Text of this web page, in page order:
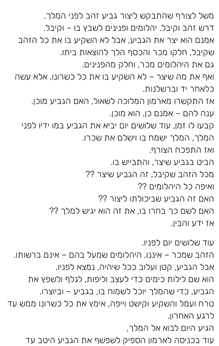
משל לצורף שהתבקש ליצור גביע זהב לפני המלך.
דרש זהב וקיבל. יהלומים ופנינים לשבץ בו – וקיבל.
אמנם הוא יצר את הגביע, אבל לא השקיע בו את כל הזהב
שקיבל, חלקו מכר והכסף הלך להוצאות ביתו.
גם את היהלומים מכר, וחלק מהפנינים.
ואף את מה שיצר – לא השקיע בו את כל כשרונו, אלא עשה
כלאחר יד וברשלנות.
אז התקשרו מארמון המלוכה לשאול, האם הגביע מוכן.
ענה להם – אמנם כן, הוא מוכן.
קבעו לו זמן, עוד שלושים יום יביא את הגביע במו ידיו לפני
המלך, המלך ישמח בו וישלם את שכרו.
ואז התפכח הצורף.
הביט בגביע שיצר, והתבייש בו.
מכל הזהב שקיבל, זה הגביע שיצר ??
ואיפה כל היהלומים ??
האם זה הגביע שביכולתו ליצור ??
האם לשם כך בחרו בו, את זה הוא יגיש למלך ??
אז ידע והבין.
עוד שלושים יום לפניו.
הזהב שמכר – איננו, היהלומים שמעל בהם – אינם ברשותו.
אבל הגביע, קטן ועלוב ככל שיהיה, נמצא לפניו.
הוא שם לילות כימים כדי לעצב וליפות, לגלף ולשפץ את
הגביע, כדי שהמלך יוכל לשמוח בו, בגביע – וביוצרו.
טרח ועמל והשקיע וקישט וייפה, אימץ את כל כשרונו ממש עד
לרגע האחרון.
הגיע היום לבוא אל המלך,
עוד בכניסה לארמון הספיק לשפשף את הגביע היטב עד